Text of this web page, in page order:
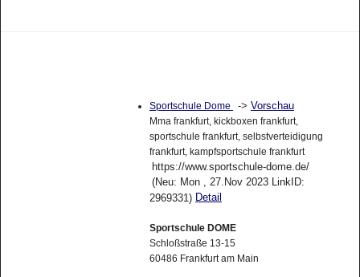
Sportschule Dome -> Vorschau
Mma frankfurt, kickboxen frankfurt,
sportschule frankfurt, selbstverteidigung
frankfurt, kampfsportschule frankfurt
https://www.sportschule-dome.de/
(Neu: Mon , 27.Nov 2023 LinkID:
2969331) Detail
Sportschule DOME
Schloßstraße 13-15
60486 Frankfurt am Main